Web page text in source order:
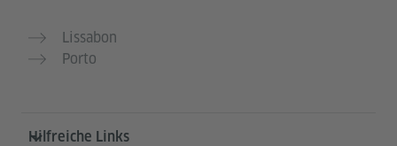
Lissabon
Porto
Hilfreiche Links